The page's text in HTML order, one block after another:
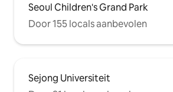
Seoul Children's Grand Park
Door 155 locals aanbevolen
Sejong Universiteit